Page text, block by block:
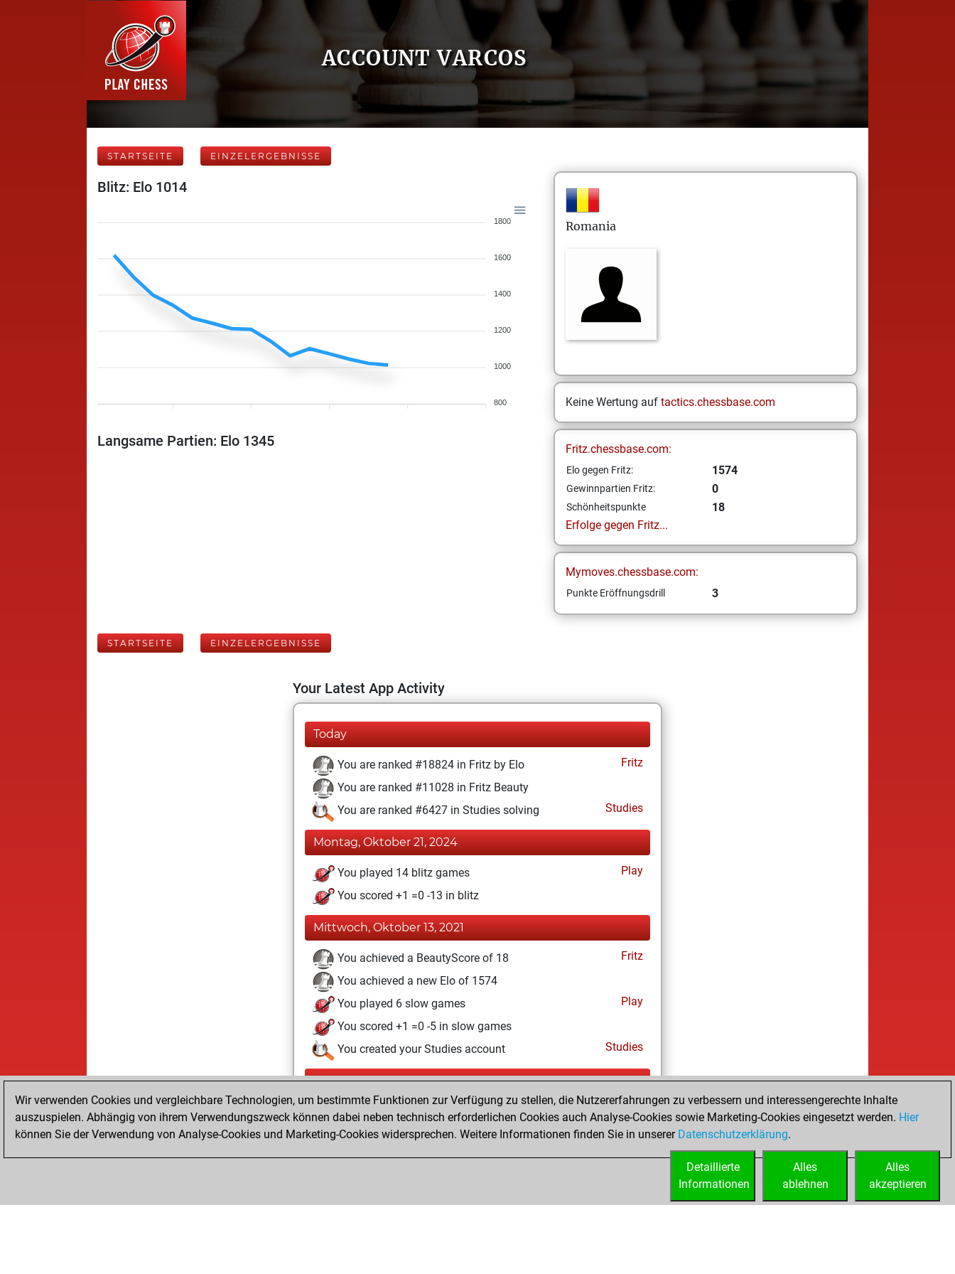
ACCOUNT VARCOS
STARTSEITE EINZELERGEBNISSE
Blitz: Elo 1014
1800
1600
1400
1200
1000
800
Langsame Partien: Elo 1345
Romania
Keine Wertung auf tactics.chessbase.com
Fritz.chessbase.com:
Elo gegen Fritz: 1574
Gewinnpartien Fritz: 0
Schönheitspunkte
18
Erfolge gegen Fritz...
Mymoves.chessbase.com:
Punkte Eröffnungsdrill 3
STARTSEITE EINZELERGEBNISSE
Your Latest App Activity
Today
You are ranked #18824 in Fritz by Elo
Fritz
You are ranked #11028 in Fritz Beauty
You are ranked #6427 in Studies solving
Studies
Montag, Oktober 21, 2024
You played 14 blitz games
Play
You scored +1 =0 -13 in blitz
Mittwoch, Oktober 13, 2021
You achieved a BeautyScore of 18
Fritz
You achieved a new Elo of 1574
You played 6 slow games
Play
You scored +1 =0 -5 in slow games
You created your Studies account
Studies
Donnerstag, Dezember 17, 2020
You created your Fritz account
Fritz
You learned 3 positions
MyMoves
Wir verwenden Cookies und vergleichbare Technologien, um bestimmte Funktionen zur Verfügung zu stellen, die Nutzererfahrungen zu verbessern und interessengerechte Inhalte
auszuspielen. Abhängig von ihrem Verwendungszweck können dabei neben technisch erforderlichen Cookies auch Analyse-Cookies sowie Marketing-Cookies eingesetzt werden. Hier
können Sie der Verwendung von Analyse-Cookies und Marketing-Cookies widersprechen. Weitere Informationen finden Sie in unserer Datenschutzerklärung.
Alles
akzeptieren
Alles
ablehnen
Detaillierte
Informationen